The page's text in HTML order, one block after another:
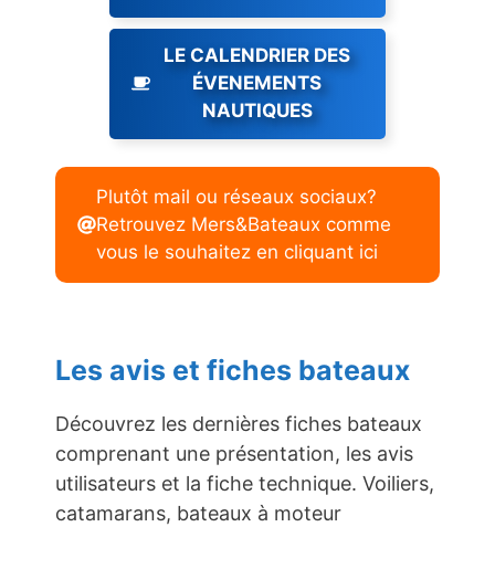
LE CALENDRIER DES
ÉVENEMENTS
NAUTIQUES
Plutôt mail ou réseaux sociaux?
Retrouvez Mers&Bateaux comme
vous le souhaitez en cliquant ici
Les avis et fiches bateaux
Découvrez les dernières fiches bateaux
comprenant une présentation, les avis
utilisateurs et la fiche technique. Voiliers,
catamarans, bateaux à moteur